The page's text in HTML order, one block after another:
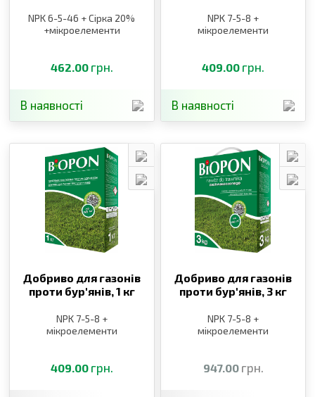
NPK 6-5-46 + Сірка 20%
+мікроелементи
462.00 грн.
В наявності
NPK 7-5-8 +
мікроелементи
409.00 грн.
В наявності
Добриво для газонів
проти бур′янів, 1 кг
NPK 7-5-8 +
мікроелементи
409.00 грн.
Добриво для газонів
проти бур′янів, 3 кг
NPK 7-5-8 +
мікроелементи
947.00 грн.